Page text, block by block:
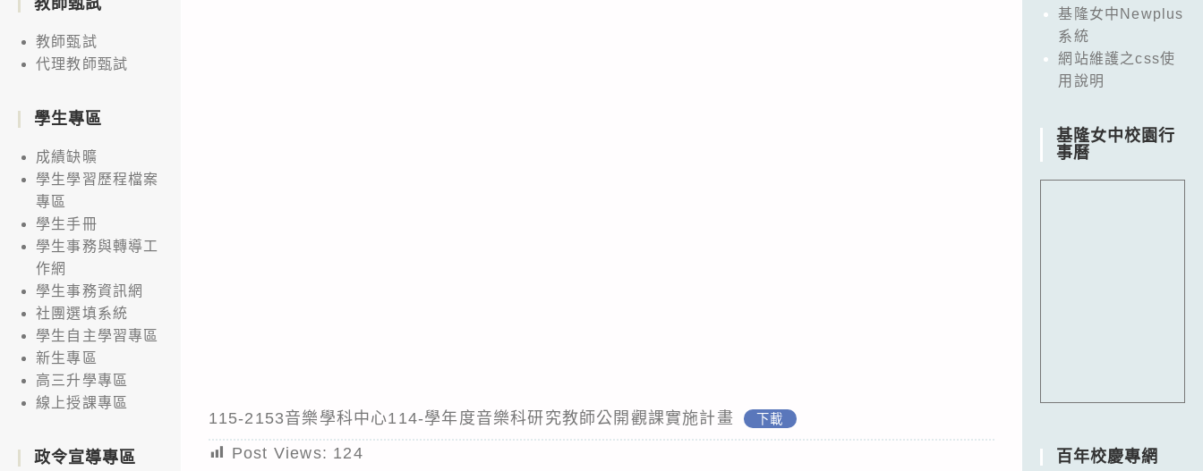
115-2153音樂學科中心114-學年度音樂科研究教師公開觀課實施計畫 下載
Post Views: 124
教師甄試
代理教師甄試
學生專區
成績缺曠
學生學習歷程檔案
專區
學生手冊
學生事務與轉導工
作網
學生事務資訊網
社團選填系統
學生自主學習專區
新生專區
高三升學專區
線上授課專區
政令宣導專區
基隆女中Newplus
系統
網站維護之css使
用說明
基隆女中校園行
事曆
百年校慶專網